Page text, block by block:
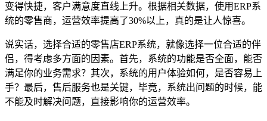
变得快捷，客户满意度直线上升。根据相关数据，使用ERP系
统的零售商，运营效率提高了30%以上，真的是让人惊喜。
说实话，选择合适的零售店ERP系统，就像选择一位合适的伴
侣，得考虑多方面的因素。首先，系统的功能是否全面，能否
满足你的业务需求？其次，系统的用户体验如何，是否容易上
手？最后，售后服务也是关键，毕竟，系统出问题的时候，能
不能及时解决问题，直接影响你的运营效率。